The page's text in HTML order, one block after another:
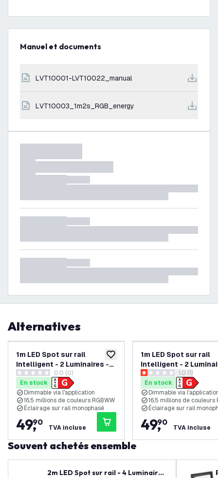
Manuel et documents
LVT10001-LVT10022_manual
LVT10003_1m2s_RGB_energy
Alternatives
ajouter à la liste de souhaits
1m LED Spot sur rail
Intelligent - 2 Luminaires -
4.9W - RGB+CCT -
Dimmable - Rail Monophasé
- Noir
0 étoiles de notation
0.0 (0)
En stock
Dimmable via l'application
16,5 millions de couleurs RGBWW
Éclairage sur rail monophasé
49,
90
TVA incluse
1m LED Spot sur rail
Intelligent - 2
4.9W - RGB+CCT -
Dimmable - Rail
- Blanc
ouvrir le tiroir
1 étoiles de notation
1.0 (1)
En stock
Dimmable via
16,5 millions de couleurs
Éclairage sur rail
49,
90
TVA incluse
Souvent achetés ensemble
2m LED Spot sur rail - 4 Luminaires